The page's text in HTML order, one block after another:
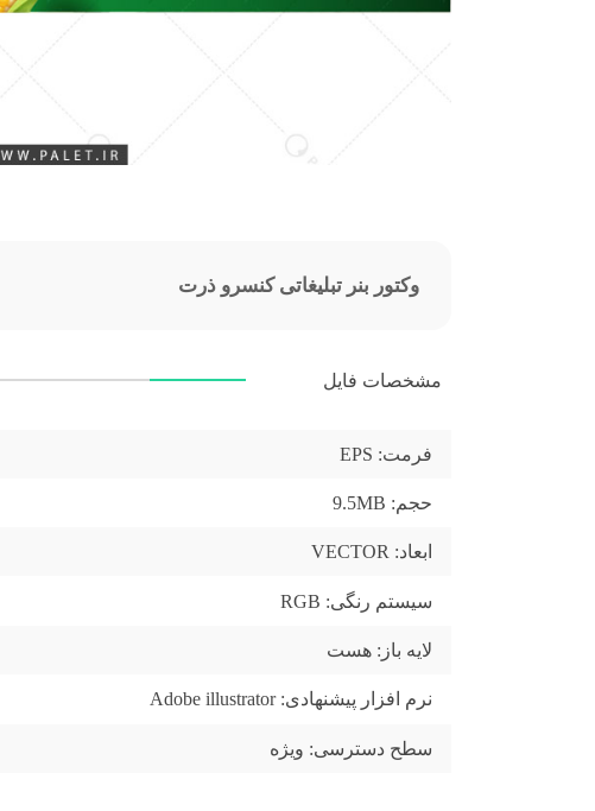
وکتور بنر تبلیغاتی کنسرو ذرت
مشخصات فایل
فرمت:
حجم:
ابعاد:
سیستم رنگی:
لایه باز: هست
نرم افزار پیشنهادی: Adobe illustrator
سطح دسترسی: ویژه